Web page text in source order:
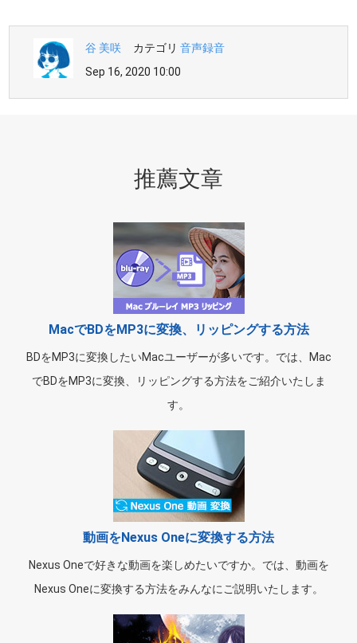
谷 美咲 カテゴリ音声録音
Sep 16, 2020 10:00
推薦文章
MacでBDをMP3に変換、リッピングする方法
BDをMP3に変換したいMacユーザーが多いです。では、Mac
でBDをMP3に変換、リッピングする方法をご紹介いたしま
す。
動画をNexus Oneに変換する方法
Nexus Oneで好きな動画を楽しめたいですか。では、動画を
Nexus Oneに変換する方法をみんなにご説明いたします。